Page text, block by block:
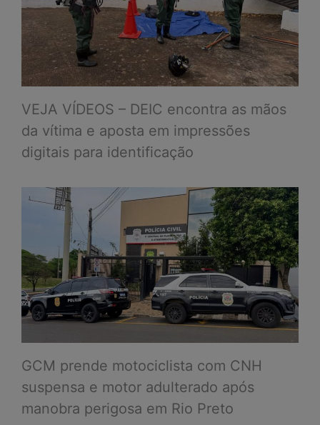
VEJA VÍDEOS – DEIC encontra as mãos
da vítima e aposta em impressões
digitais para identificação
GCM prende motociclista com CNH
suspensa e motor adulterado após
manobra perigosa em Rio Preto